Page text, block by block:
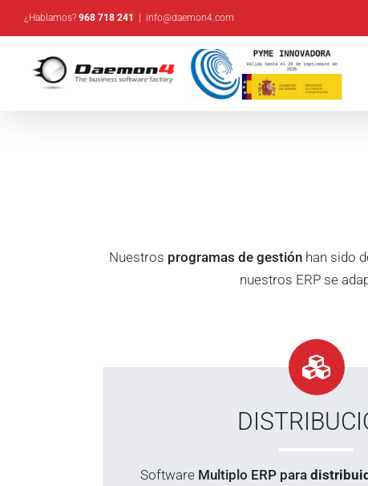
Saltar
al
contenido
¿Hablamos? 968 718 241 info@daemon4.com
Nuestros programas de gestión han sido
nuestros ERP se
Software Multiplo ERP para